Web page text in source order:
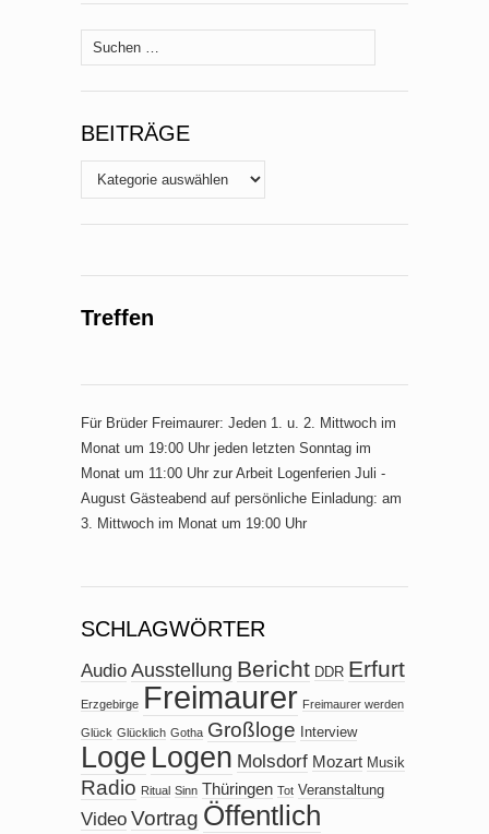
Suche
nach:
BEITRÄGE
Beiträge
Treffen
Für Brüder Freimaurer: Jeden 1. u. 2. Mittwoch im
Monat um 19:00 Uhr jeden letzten Sonntag im
Monat um 11:00 Uhr zur Arbeit Logenferien Juli -
August Gästeabend auf persönliche Einladung: am
3. Mittwoch im Monat um 19:00 Uhr
SCHLAGWÖRTER
Audio Ausstellung Bericht DDR Erfurt
Erzgebirge Freimaurer Freimaurer werden
Glück Glücklich Gotha Großloge Interview
Loge Logen Molsdorf Mozart Musik
Radio Ritual Sinn Thüringen Tot Veranstaltung
Video Vortrag Öffentlich